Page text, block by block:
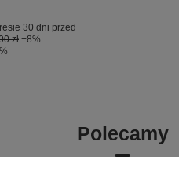
30 dni przed
zł +8%
Polecamy